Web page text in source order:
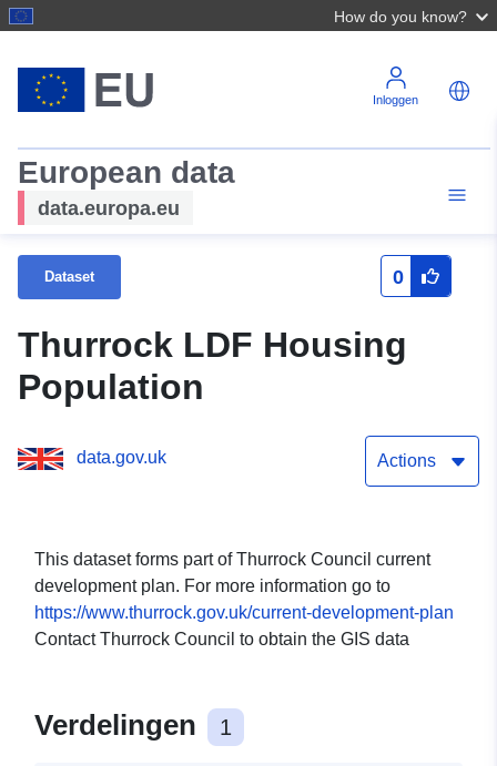
How do you know?
Inloggen
European data
data.europa.eu
Dataset 0
Thurrock LDF Housing
Population
data.gov.uk Actions
This dataset forms part of Thurrock Council current
development plan. For more information go to
https://www.thurrock.gov.uk/current-development-plan
Contact Thurrock Council to obtain the GIS data
Verdelingen 1